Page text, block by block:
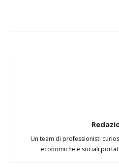
Un team di professionisti
economiche e sociali